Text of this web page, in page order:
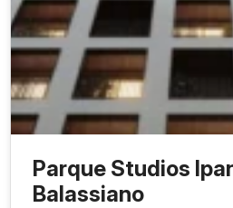
Parque Studios
Balassiano